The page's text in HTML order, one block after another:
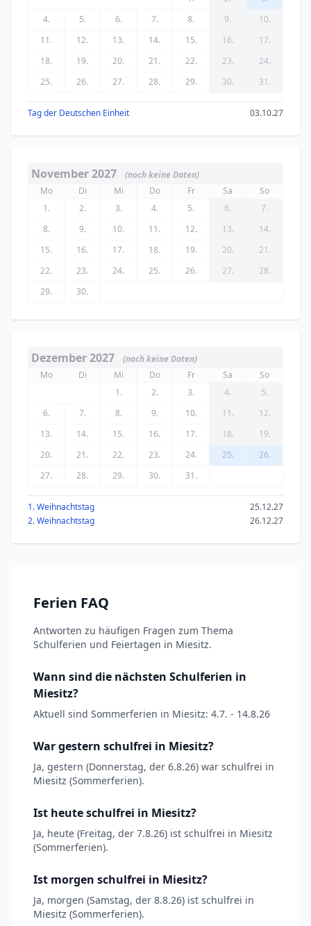
4.
5. 6. 7. 8. 9.
10.
11.
12. 13. 14. 15. 16.
17.
18.
19. 20. 21. 22. 23.
24.
25.
26. 27. 28. 29. 30. 31.
Tag der Deutschen Einheit 03.10.27
November 2027
(noch keine Daten)
Mo
Di Mi Do Fr Sa
So
1.
2. 3. 4. 5. 6.
7.
8.
9. 10. 11. 12. 13.
14.
15.
16. 17. 18. 19. 20.
21.
22.
23. 24. 25. 26. 27.
28.
29.
30.
Dezember 2027
(noch keine Daten)
Mo
Di Mi Do Fr Sa
So
1.
2. 3. 4.
5.
6.
7. 8. 9. 10. 11.
12.
13.
14. 15. 16. 17. 18.
19.
20.
21. 22. 23. 24. 25.
26.
27.
28. 29. 30. 31.
1. Weihnachtstag
25.12.27
2. Weihnachtstag
26.12.27
Ferien FAQ
Antworten zu häufigen Fragen zum Thema
Schulferien und Feiertagen in Miesitz.
Wann sind die nächsten Schulferien in
Miesitz?
Aktuell sind Sommerferien in Miesitz: 4.7. - 14.8.26
War gestern schulfrei in Miesitz?
Ja, gestern (Donnerstag, der 6.8.26) war schulfrei in
Miesitz (Sommerferien).
Ist heute schulfrei in Miesitz?
Ja, heute (Freitag, der 7.8.26) ist schulfrei in Miesitz
(Sommerferien).
Ist morgen schulfrei in Miesitz?
Ja, morgen (Samstag, der 8.8.26) ist schulfrei in
Miesitz (Sommerferien).